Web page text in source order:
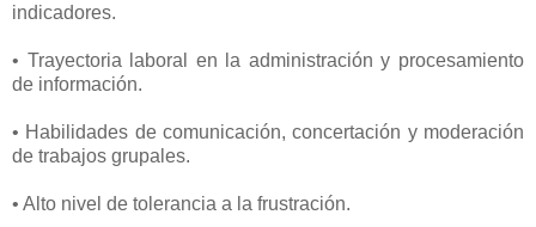
indicadores.
• Trayectoria laboral en la administración y procesamiento
de información.
• Habilidades de comunicación, concertación y moderación
de trabajos grupales.
• Alto nivel de tolerancia a la frustración.